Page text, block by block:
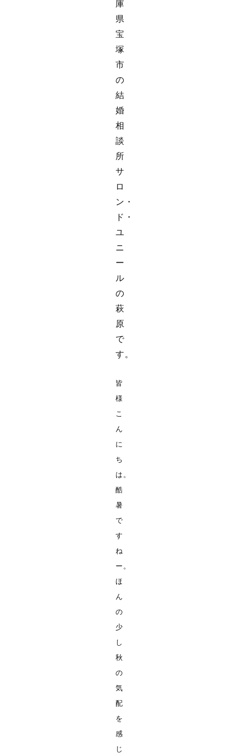
庫
県
宝
塚
市
の
結
婚
相
談
所
サ
ロ
ン・
ド・
ユ
ニ
ー
ル
の
萩
原
で
す。
皆
様
こ
ん
に
ち
は。
酷
暑
で
す
ね
ー。
ほ
ん
の
少
し
秋
の
気
配
を
感
じ